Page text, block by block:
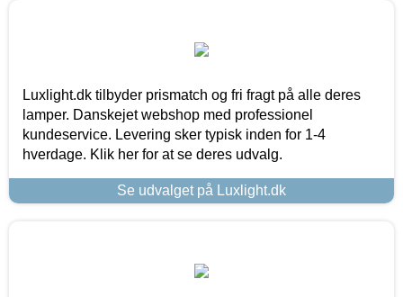
Luxlight.dk tilbyder prismatch og fri fragt på alle deres
lamper. Danskejet webshop med professionel
kundeservice. Levering sker typisk inden for 1-4
hverdage. Klik her for at se deres udvalg.
Se udvalget på Luxlight.dk